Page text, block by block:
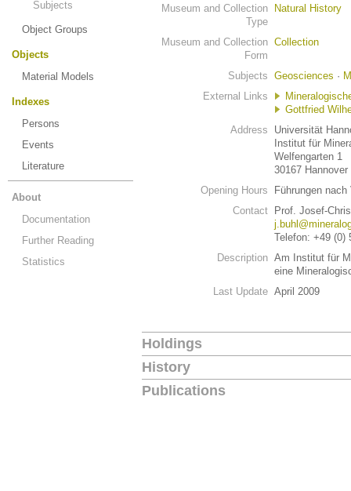
Subjects
Object Groups
Objects
Material Models
Indexes
Persons
Events
Literature
About
Documentation
Further Reading
Statistics
Museum and Collection
Type
Natural History
Museum and Collection
Form
Collection
Subjects Geosciences ·
External Links
Gottfried
Address
Universität
Institut für
Welfengarten 1
30167 Hannover
Opening Hours
Führungen nach
Contact
Prof. Josef-
Telefon: +49 (0)
Description Am Institut für
eine
Last Update April 2009
Holdings
History
Publications